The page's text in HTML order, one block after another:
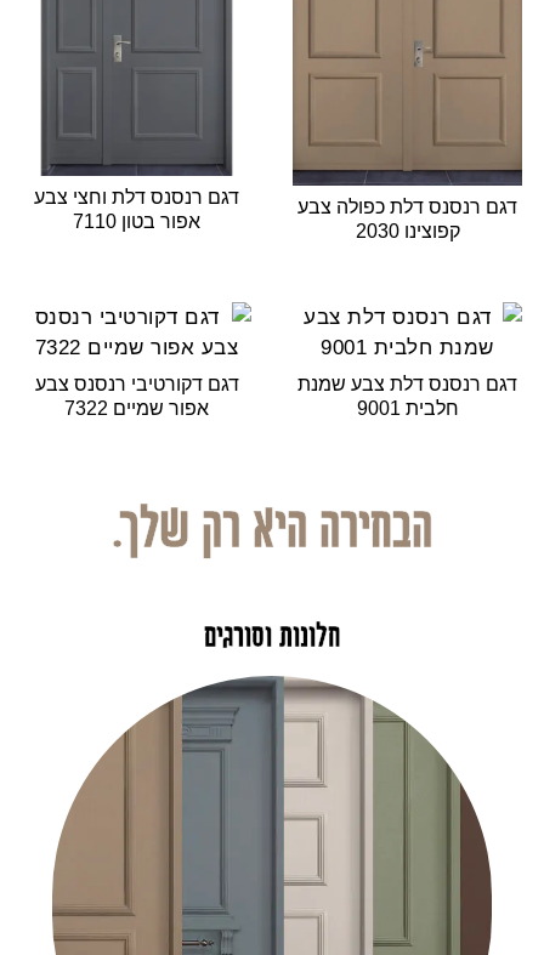
דגם רנסנס דלת כפולה צבע
קפוצינו 2030
דגם רנסנס דלת וחצי צבע
אפור בטון 7110
דגם רנסנס דלת צבע שמנת
חלבית 9001
דגם דקורטיבי רנסנס צבע
אפור שמיים 7322
הבחירה היא רק שלך.
חלונות וסורגים